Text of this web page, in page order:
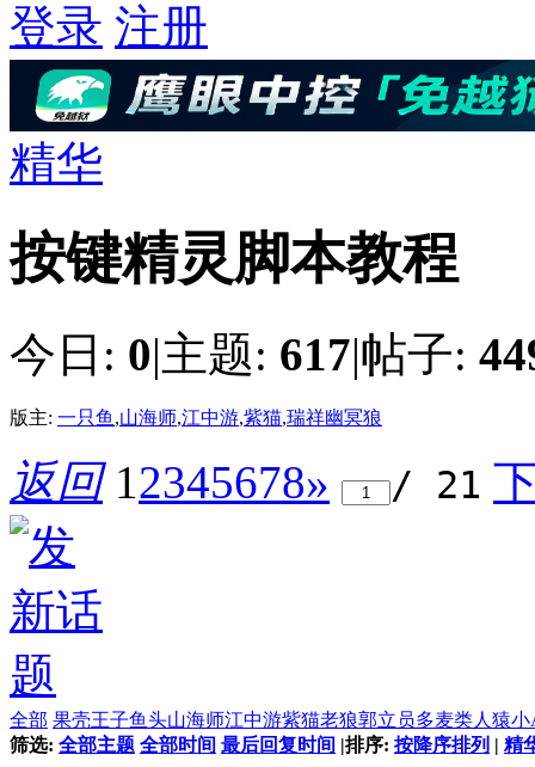
登录 注册
精华
按键精灵脚本教程
今日: 0|主题: 617|帖子:
版主: 一只鱼 ,山海师,江中游,紫猫,瑞祥幽冥狼
返回 12345678» / 21
全部 果壳王子鱼头山海师江中游紫猫老狼郭立员多麦类人猿小
筛选: 全部主题 全部时间 最后回复时间 |排序: 按降序排列 | 精